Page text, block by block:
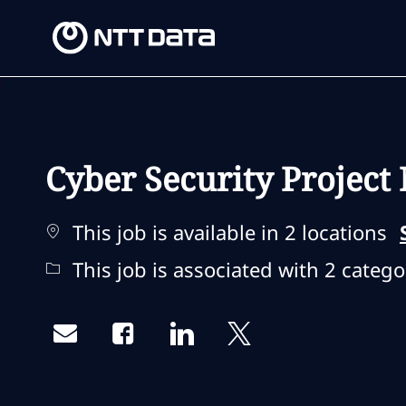
Cyber Security Project
This job is available in 2 locations
This job is associated with 2
Share via emailShare via Facebook
Share via LinkedIn
Share via twitter